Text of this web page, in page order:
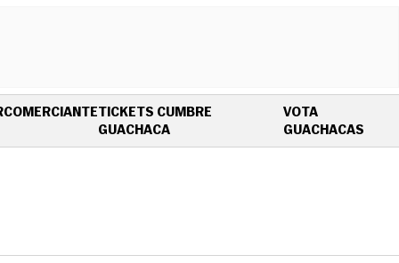
COMERCIANTETICKETS CUMBRE
GUACHACAOPENS IN NEW WINDOW
VOTA
GUACHACAS